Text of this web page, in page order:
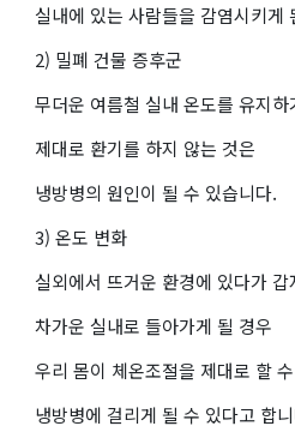
실내에 있는 사람들을 감염시키게
2) 밀폐 건물 증후군
무더운 여름철 실내 온도를 유지하
제대로 환기를 하지 않는 것은
냉방병의 원인이 될 수 있습니다.
3) 온도 변화
실외에서 뜨거운 환경에 있다가 갑
차가운 실내로 들아가게 될 경우
우리 몸이 체온조절을 제대로 할
냉방병에 걸리게 될 수 있다고 합